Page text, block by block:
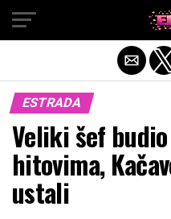
ESTRADA
Veliki šef
hitovima,
ustali
Exit